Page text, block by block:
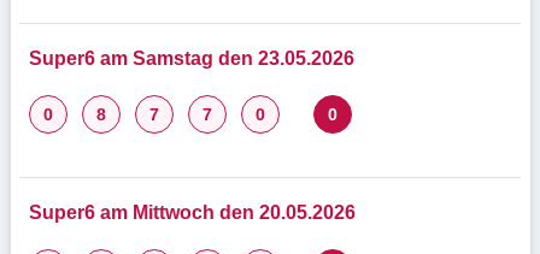
Super6 am Samstag den 23.05.2026
0 8 7 7 0 0
Super6 am Mittwoch den 20.05.2026